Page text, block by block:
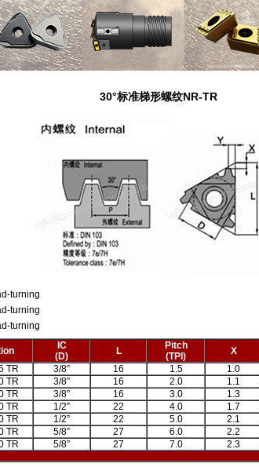
30°标准梯形螺纹NR-TR
turning
turning
turning
IC
(D)
L
Pitch
(TPI)
X
TR
3/8” 16 1.5 1.0
TR
3/8” 16 2.0 1.1
TR
3/8” 16 3.0 1.3
TR
1/2” 22 4.0 1.7
TR
1/2” 22 5.0 2.1
TR
5/8” 27 6.0 2.2
TR
5/8” 27 7.0 2.3